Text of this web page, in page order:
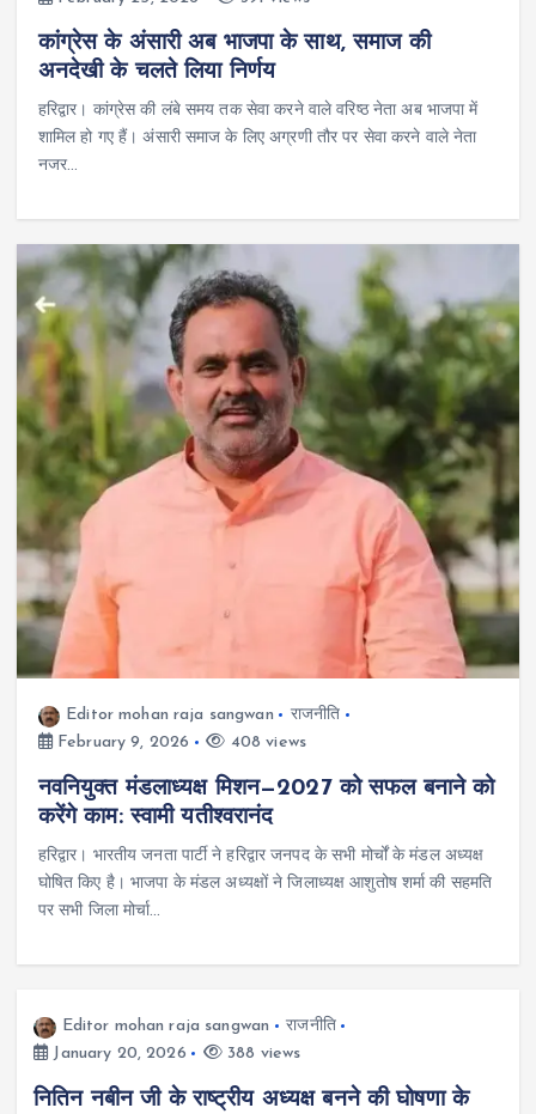
कांग्रेस के अंसारी अब भाजपा के साथ, समाज की
अनदेखी के चलते लिया निर्णय
हरिद्वार। कांग्रेस की लंबे समय तक सेवा करने वाले वरिष्ठ नेता अब भाजपा में
शामिल हो गए हैं। अंसारी समाज के लिए अग्रणी तौर पर सेवा करने वाले नेता
नजर…
Editor mohan raja sangwan
राजनीति
February 9, 2026
408 views
नवनियुक्त मंडलाध्यक्ष मिशन—2027 को सफल बनाने को
करेंगे काम: स्वामी यतीश्वरानंद
हरिद्वार। भारतीय जनता पार्टी ने हरिद्वार जनपद के सभी मोर्चों के मंडल अध्यक्ष
घोषित किए है। भाजपा के मंडल अध्यक्षों ने जिलाध्यक्ष आशुतोष शर्मा की सहमति
पर सभी जिला मोर्चा…
Editor mohan raja sangwan
राजनीति
January 20, 2026
388 views
नितिन नबीन जी के राष्ट्रीय अध्यक्ष बनने की घोषणा के